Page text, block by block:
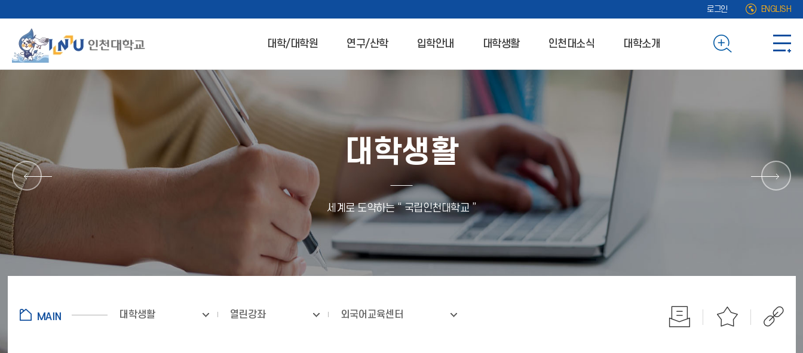
로그인 ENGLISH
대학/대학원 연구/산학 입학안내 대학생활 인천대소식 대학소개
대학생활
세계로 도약하는 “ 국립인천대학교 ”
대학생활 열린강좌 외국어교육센터